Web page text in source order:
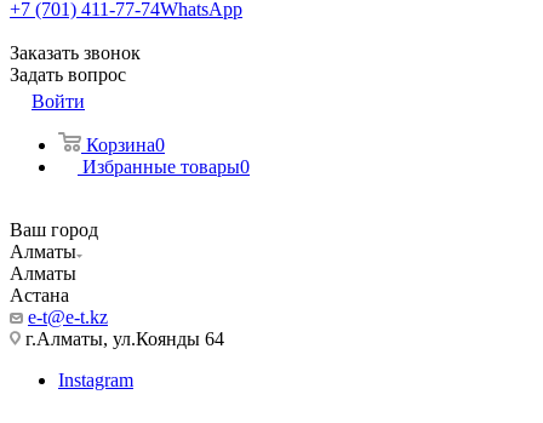
+7 (701) 411-77-74WhatsApp
Заказать звонок
Задать вопрос
Войти
Корзина0
Избранные товары0
Ваш город
Алматы
Алматы
Астана
e-t@e-t.kz
г.Алматы, ул.Коянды 64
Instagram